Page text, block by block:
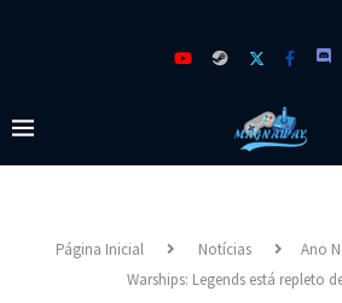
Página Inicial Notícias
Ano
Warships: Legends está repleto